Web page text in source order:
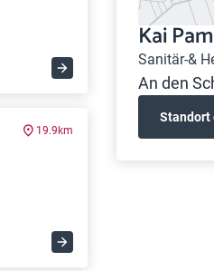
19.9km
Kai
Sanitär-&
An den
Standort